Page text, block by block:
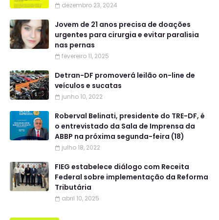
dezembro 23, 2024
Jovem de 21 anos precisa de doações
urgentes para cirurgia e evitar paralisia
nas pernas
fevereiro 11, 2025
Detran-DF promoverá leilão on-line de
veículos e sucatas
junho 10, 2022
Roberval Belinati, presidente do TRE-DF, é
o entrevistado da Sala de Imprensa da
ABBP na próxima segunda-feira (18)
julho 18, 2022
FIEG estabelece diálogo com Receita
Federal sobre implementação da Reforma
Tributária
abril 10, 2025